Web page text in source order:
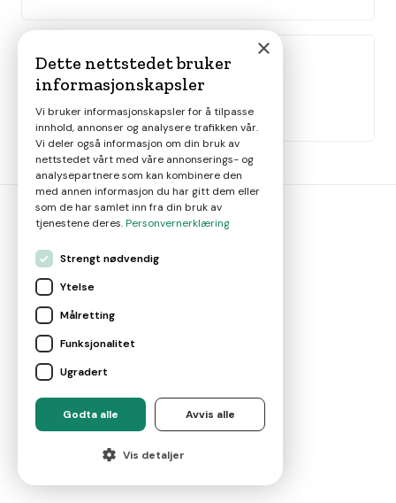
Leie ut bolig
Nyheter
Om oss
×
Dette nettstedet bruker
informasjonskapsler
Vi bruker informasjonskapsler for å tilpasse
innhold, annonser og analysere trafikken vår.
Vi deler også informasjon om din bruk av
nettstedet vårt med våre annonserings- og
analysepartnere som kan kombinere den
med annen informasjon du har gitt dem eller
som de har samlet inn fra din bruk av
tjenestene deres.Personvernerklæring
Strengt nødvendig
Ytelse
Målretting
Funksjonalitet
Ugradert
Godta alle Avvis alle
Vis detaljer